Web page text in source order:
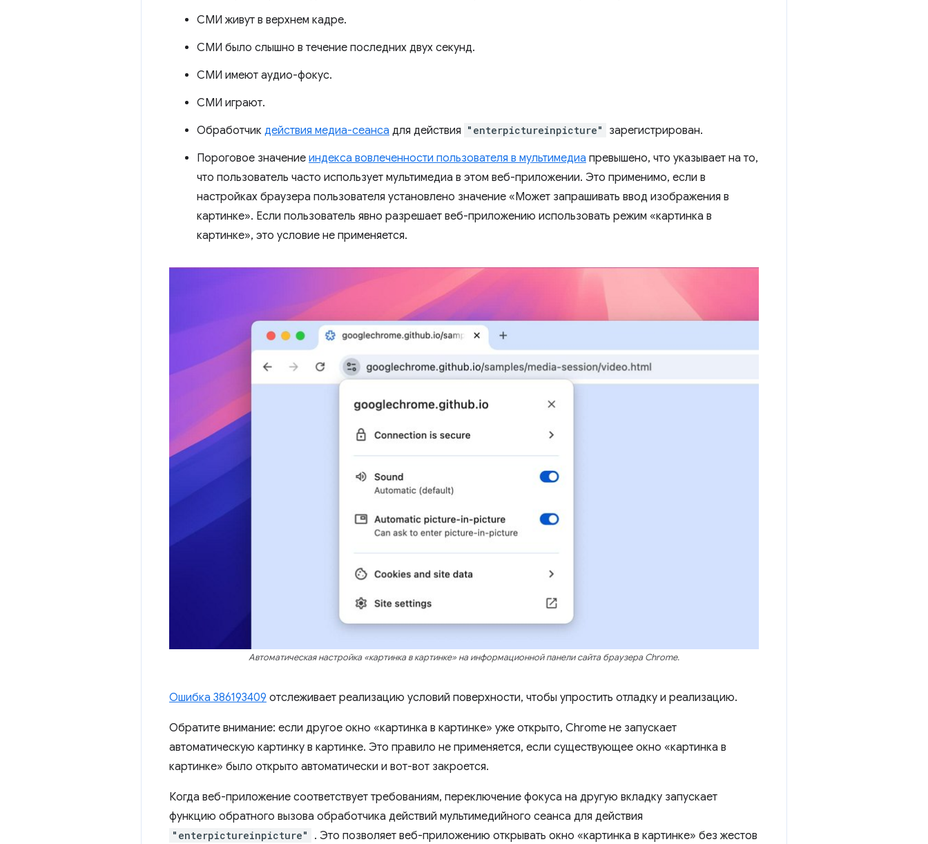
СМИ живут в верхнем кадре.
СМИ было слышно в течение последних двух секунд.
СМИ имеют аудио-фокус.
СМИ играют.
Обработчик действия медиа-сеанса для действия "enterpictureinpicture"
зарегистрирован.
Пороговое значение индекса вовлеченности пользователя в мультимедиа превышено, что указывает на то,
что пользователь часто использует мультимедиа в этом веб-приложении. Это применимо, если в
настройках браузера пользователя установлено значение «Может запрашивать ввод изображения в
картинке». Если пользователь явно разрешает веб-приложению использовать режим «картинка в
картинке», это условие не применяется.
Автоматическая настройка «картинка в картинке» на информационной панели сайта браузера Chrome.
Ошибка 386193409 отслеживает реализацию условий поверхности, чтобы упростить отладку и реализацию.
Обратите внимание: если другое окно «картинка в картинке» уже открыто, Chrome не запускает
автоматическую картинку в картинке. Это правило не применяется, если существующее окно «картинка в
картинке» было открыто автоматически и вот-вот закроется.
Когда веб-приложение соответствует требованиям, переключение фокуса на другую вкладку запускает
функцию обратного вызова обработчика действий мультимедийного сеанса для действия
"enterpictureinpicture"
. Это позволяет веб-приложению открывать окно «картинка в картинке» без жестов